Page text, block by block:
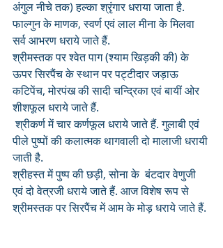
अंगुल नीचे तक) हल्का श्रृंगार धराया जाता है.
फाल्गुन के माणक, स्वर्ण एवं लाल मीना के मिलवा
सर्व आभरण धराये जाते हैं.
श्रीमस्तक पर श्वेत पाग (श्याम खिड़की की) के
ऊपर सिरपैंच के स्थान पर पट्टीदार जड़ाऊ
कटिपेंच, मोरपंख की सादी चन्द्रिका एवं बायीं ओर
शीशफूल धराये जाते हैं.
श्रीकर्ण में चार कर्णफूल धराये जाते हैं. गुलाबी एवं
पीले पुष्पों की कलात्मक थागवाली दो मालाजी धरायी
जाती है.
श्रीहस्त में पुष्प की छड़ी, सोना के  बंटदार वेणुजी
एवं दो वेत्रजी धराये जाते हैं. आज विशेष रूप से
श्रीमस्तक पर सिरपैंच में आम के मोड़ धराये जाते हैं.